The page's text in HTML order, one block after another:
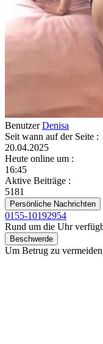
BenutzerDenisa
Seit wann auf der Seite :
20.04.2025
Heute online um :
16:45
Aktive Beiträge :
5181
Persönliche Nachrichten
0155-10192954
Rund um die Uhr
Beschwerde
Um Betrug zu